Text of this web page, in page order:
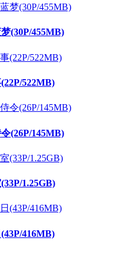
(30P/455MB)
522MB)
(26P/145MB)
1.25GB)
416MB)